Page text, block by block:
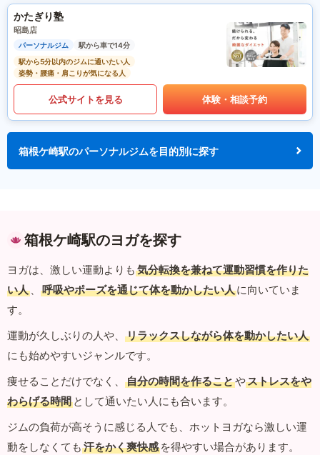
かたぎり塾
昭島店
パーソナルジム
駅から車で14分
駅から5分以内のジムに通いたい人
姿勢・腰痛・肩こりが気になる人
公式サイトを見る 体験・相談予約
箱根ケ崎駅のパーソナルジムを目的別に探す
箱根ケ崎駅のヨガを探す
ヨガは、激しい運動よりも 気分転換を兼ねて運動習慣を作りた
い人 、 呼吸やポーズを通じて体を動かしたい人に向いていま
す。
運動が久しぶりの人や、
リラックスしながら体を動かしたい人
にも始めやすいジャンルです。
痩せることだけでなく、
自分の時間を作ることやストレスをや
わらげる時間 として通いたい人にも合います。
ジムの負荷が高そうに感じる人でも、ホットヨガなら激しい運
動をしなくても 汗をかく爽快感 を得やすい場合があります。